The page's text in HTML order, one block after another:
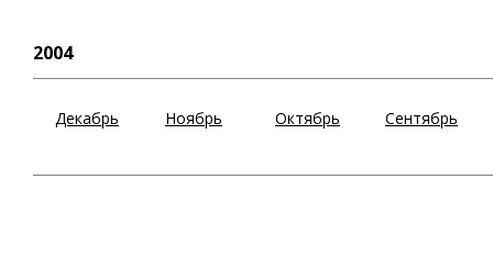
2004
Декабрь Ноябрь Октябрь Сентябрь